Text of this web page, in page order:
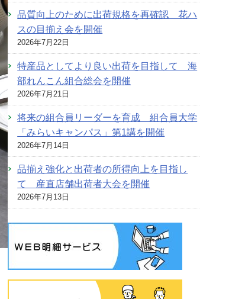
品質向上のために出荷規格を再確認 花ハ
スの目揃え会を開催
2026年7月22日
特産品としてより良い出荷を目指して 海
部れんこん組合総会を開催
2026年7月21日
将来の組合員リーダーを育成 組合員大学
「みらいキャンパス」第1講を開催
2026年7月14日
品揃え強化と出荷者の所得向上を目指し
て 産直店舗出荷者大会を開催
2026年7月13日